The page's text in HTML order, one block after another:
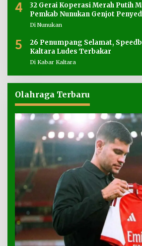
4
32 Gerai Koperasi Merah Putih
Pemkab Nunukan Genjot
Di Nunukan
5
26 Penumpang Selamat,
Kaltara Ludes Terbakar
Di Kabar Kaltara
Olahraga Terbaru